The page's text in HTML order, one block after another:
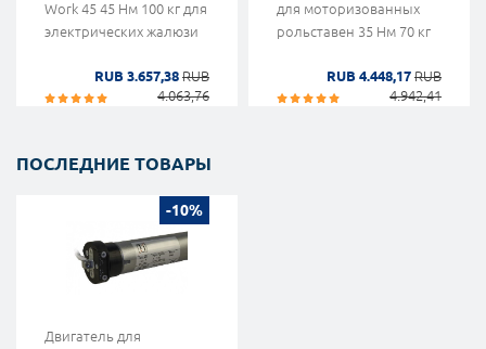
Work 45 45 Нм 100 кг для
электрических жалюзи
RUB 3.657,38 RUB
4.063,76
для моторизованных
рольставен 35 Нм 70 кг
RUB 4.448,17 RUB
4.942,41
ПОСЛЕДНИЕ ТОВАРЫ
-10%
Двигатель для